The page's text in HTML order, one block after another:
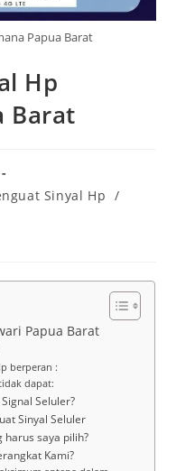
Papua Barat
Hp
Barat
Sinyal Hp /
Papua Barat
berperan :
dapat:
Seluler?
Sinyal Seluler
harus saya pilih?
Kami?